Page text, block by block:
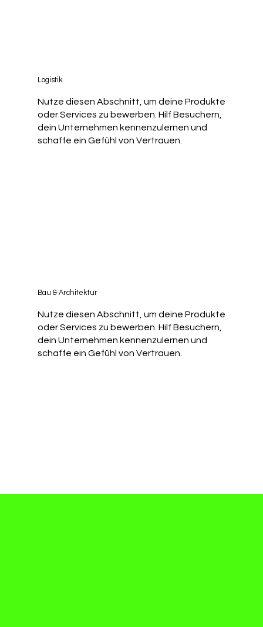
Nutze diesen Abschnitt, um deine Produkte
oder Services zu bewerben. Hilf Besuchern,
dein Unternehmen kennenzulernen und
schaffe ein Gefühl von Vertrauen.
Logistik
Nutze diesen Abschnitt, um deine Produkte
oder Services zu bewerben. Hilf Besuchern,
dein Unternehmen kennenzulernen und
schaffe ein Gefühl von Vertrauen.
Bau & Architektur